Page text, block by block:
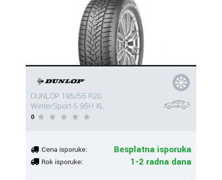
DUNLOP 195/55 R20
WinterSport 5 95H XL
0
Cena isporuke: Besplatna isporuka
Rok isporuke: 1-2 radna dana